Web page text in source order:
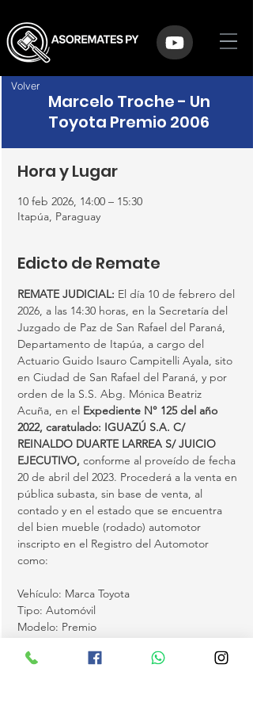
Marcelo Troche - Un
Toyota Premio 2006
Hora y Lugar
10 feb 2026, 14:00 – 15:30
Itapúa, Paraguay
Edicto de Remate
REMATE JUDICIAL: El día 10 de febrero del
2026, a las 14:30 horas, en la Secretaría del
Juzgado de Paz de San Rafael del Paraná,
Departamento de Itapúa, a cargo del
Actuario Guido Isauro Campitelli Ayala, sito
en Ciudad de San Rafael del Paraná, y por
orden de la S.S. Abg. Mónica Beatriz
Acuña, en el Expediente N° 125 del año
2022, caratulado: IGUAZÚ S.A. C/
REINALDO DUARTE LARREA S/ JUICIO
EJECUTIVO, conforme al proveído de fecha
20 de abril del 2023. Procederá a la venta en
pública subasta, sin base de venta, al
contado y en el estado que se encuentra
del bien mueble (rodado) automotor
inscripto en el Registro del Automotor
como:
Vehículo: Marca Toyota
Tipo: Automóvil
Modelo: Premio
Color: Bordo
Volver